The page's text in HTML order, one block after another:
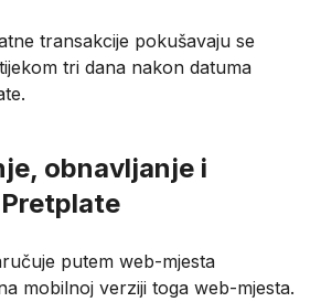
transakcije pokušavaju se
tri dana nakon datuma
obnavljanje i
putem web-mjesta
mobilnoj verziji toga web-mjesta.